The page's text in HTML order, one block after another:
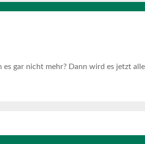
gar nicht mehr? Dann wird es jetzt